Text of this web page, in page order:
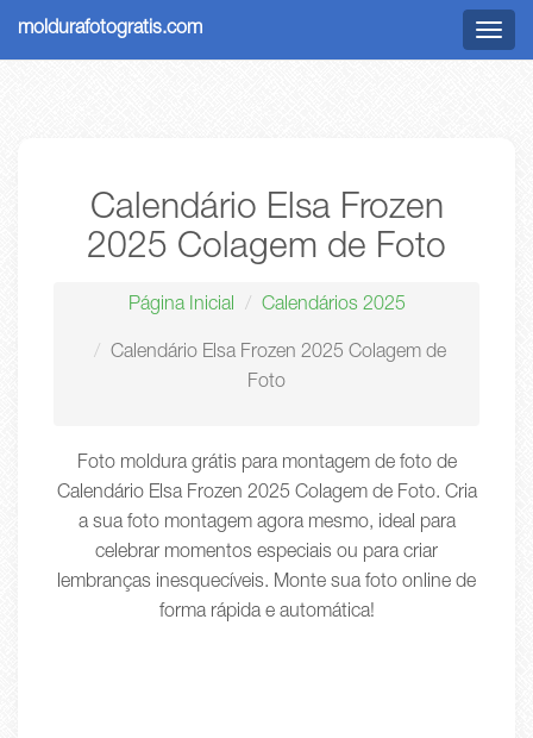
Menu
moldurafotogratis.com
Calendário Elsa Frozen
2025 Colagem de Foto
Página Inicial Calendários 2025
Calendário Elsa Frozen 2025 Colagem de
Foto
Foto moldura grátis para montagem de foto de
Calendário Elsa Frozen 2025 Colagem de Foto. Cria
a sua foto montagem agora mesmo, ideal para
celebrar momentos especiais ou para criar
lembranças inesquecíveis. Monte sua foto online de
forma rápida e automática!